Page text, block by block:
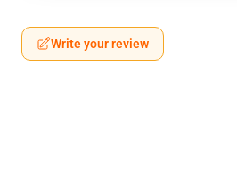
Write your review